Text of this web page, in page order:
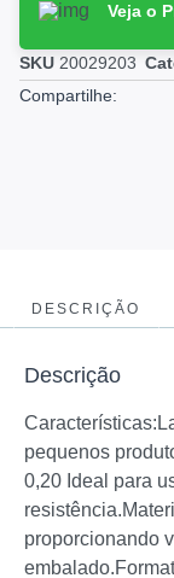
Veja o
SKU 20029203
Compartilhe:
DESCRIÇÃO
Descrição
pequenos
0,20 Ideal para
proporcionando